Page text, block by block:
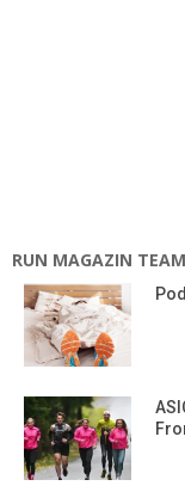
RUN MAGAZIN TEAM